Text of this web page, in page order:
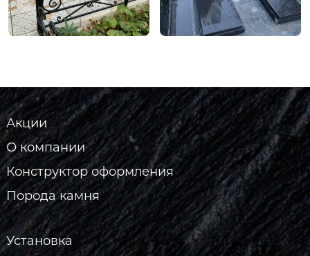
Акции
О компании
Конструктор оформления
Порода камня
Установка